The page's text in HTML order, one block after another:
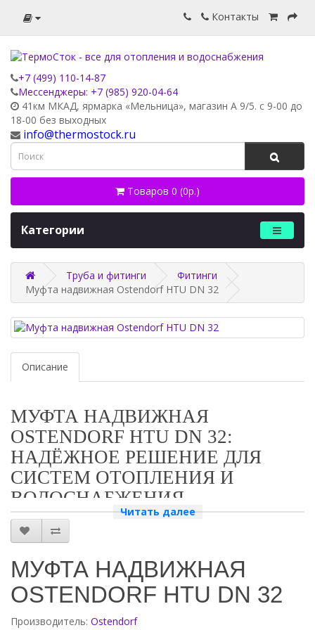
Контакты
+7 (499) 110-14-87
Мессенджеры: +7 (985) 920-04-64
41км МКАД, ярмарка «Мельница», магазин А 9/5. с 9-00 до
18-00 без выходных
info@thermostock.ru
Товаров 0 (0р.)
Категории
Труба и фитинги
Фитинги
Муфта надвижная Ostendorf HTU DN 32
Описание
МУФТА НАДВИЖНАЯ
OSTENDORF HTU DN 32:
НАДЁЖНОЕ РЕШЕНИЕ ДЛЯ
СИСТЕМ ОТОПЛЕНИЯ И
ВОДОСНАБЖЕНИЯ
ПРЕИМУЩЕСТВА МУФТЫ НАДВИЖНОЙ OSTENDORF HTU
DN 32
Муфта надвижная Ostendorf HTU DN 32 — это высококачественный
фитинг, который обеспечивает надёжное и герметичное соединение
труб в системах отопления и водоснабжения. Она изготовлена из
прочного материала, который устойчив к коррозии и механическим
повреждениям. Муфта Ostendorf HTU DN 32 легко монтируется и
Читать далее
МУФТА НАДВИЖНАЯ
OSTENDORF HTU DN 32
Производитель: Ostendorf